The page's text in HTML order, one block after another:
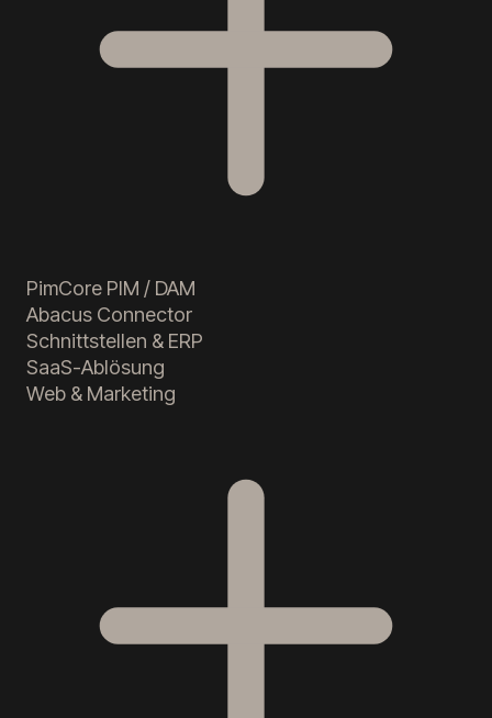
PimCore PIM / DAM
Abacus Connector
Schnittstellen & ERP
SaaS-Ablösung
Web & Marketing